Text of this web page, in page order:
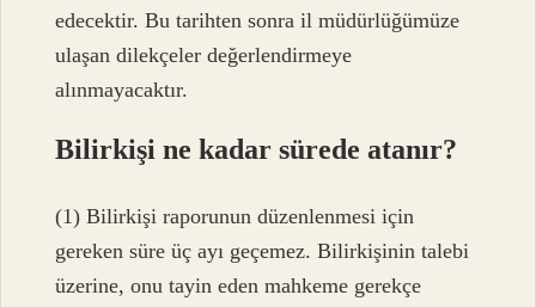
edecektir. Bu tarihten sonra il müdürlüğümüze
ulaşan dilekçeler değerlendirmeye
alınmayacaktır.
Bilirkişi ne kadar sürede atanır?
(1) Bilirkişi raporunun düzenlenmesi için
gereken süre üç ayı geçemez. Bilirkişinin talebi
üzerine, onu tayin eden mahkeme gerekçe